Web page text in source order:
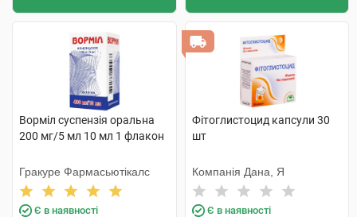
Ворміл суспензія оральна
200 мг/5 мл 10 мл 1 флакон
Гракуре Фармасьютікалс
Є в наявності
Фітоглистоцид капсули 30
шт
Компанія Дана, Я
Є в наявності